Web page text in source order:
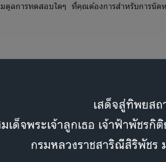
ดูลการทดสอบใดๆ ที่คุณต้องการสำหรับการนัด